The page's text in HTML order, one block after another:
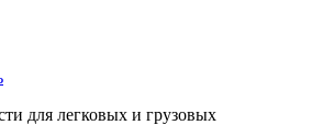
для легковых и грузовых